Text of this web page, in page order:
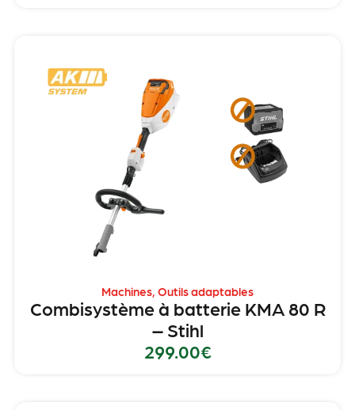
Machines Outils adaptables
Combisystème à batterie KMA 80 R
– Stihl
299.00€